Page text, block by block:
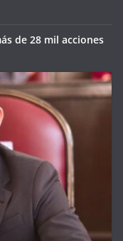
de 28 mil acciones